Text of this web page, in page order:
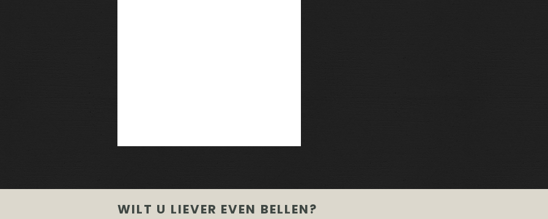
WILT U LIEVER EVEN BELLEN?